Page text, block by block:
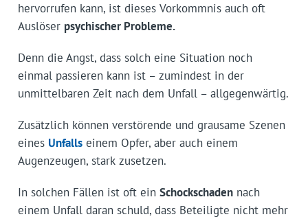
hervorrufen kann, ist dieses Vorkommnis auch oft
Auslöser psychischer Probleme.
Denn die Angst, dass solch eine Situation noch
einmal passieren kann ist – zumindest in der
unmittelbaren Zeit nach dem Unfall – allgegenwärtig.
Zusätzlich können verstörende und grausame Szenen
eines Unfallseinem Opfer, aber auch einem
Augenzeugen, stark zusetzen.
In solchen Fällen ist oft ein Schockschadennach
einem Unfall daran schuld, dass Beteiligte nicht mehr